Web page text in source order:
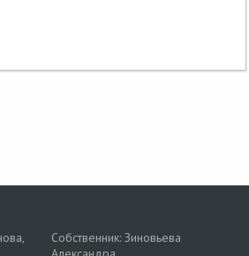
Собственник: Зиновьева